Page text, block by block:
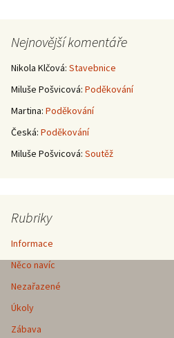
Nejnovější komentáře
Nikola Klčová: Stavebnice
Miluše Pošvicová: Poděkování
Martina: Poděkování
Česká: Poděkování
Miluše Pošvicová: Soutěž
Rubriky
Informace
Něco navíc
Nezařazené
Úkoly
Zábava